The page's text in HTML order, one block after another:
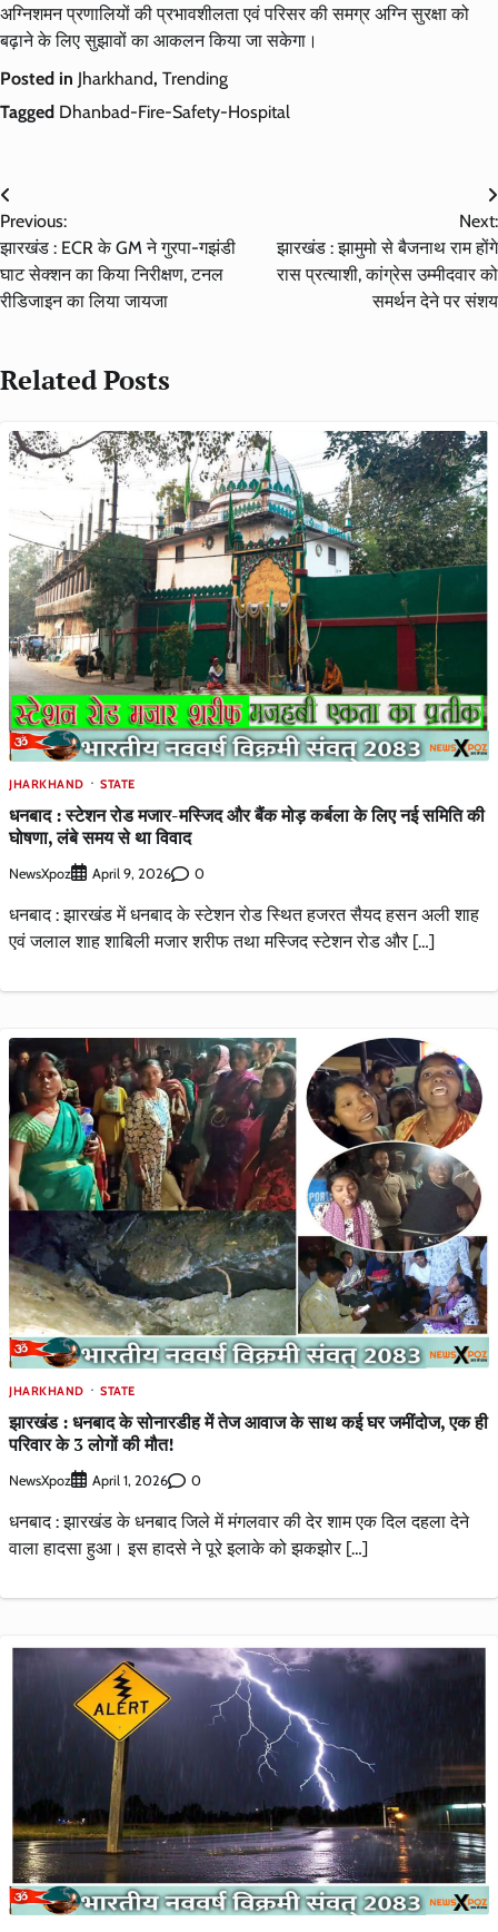
अग्निशमन प्रणालियों की प्रभावशीलता एवं परिसर की समग्र अग्नि सुरक्षा को
बढ़ाने के लिए सुझावों का आकलन किया जा सकेगा।
Posted in Jharkhand, Trending
Tagged Dhanbad-Fire-Safety-Hospital
Post
navigation
Previous:
झारखंड : ECR के GM ने गुरपा-गझंडी
घाट सेक्शन का किया निरीक्षण, टनल
रीडिजाइन का लिया जायजा
Next:
झारखंड : झामुमो से बैजनाथ राम होंगे
रास प्रत्याशी, कांग्रेस उम्मीदवार को
समर्थन देने पर संशय
Related Posts
JHARKHAND STATE
धनबाद : स्टेशन रोड मजार-मस्जिद और बैंक मोड़ कर्बला के लिए नई समिति की
घोषणा, लंबे समय से था विवाद
NewsXpoz April 9, 2026 0
धनबाद : झारखंड में धनबाद के स्टेशन रोड स्थित हजरत सैयद हसन अली शाह
एवं जलाल शाह शाबिली मजार शरीफ तथा मस्जिद स्टेशन रोड और […]
JHARKHAND STATE
झारखंड : धनबाद के सोनारडीह में तेज आवाज के साथ कई घर जमींदोज, एक ही
परिवार के 3 लोगों की मौत!
NewsXpoz April 1, 2026 0
धनबाद : झारखंड के धनबाद जिले में मंगलवार की देर शाम एक दिल दहला देने
वाला हादसा हुआ। इस हादसे ने पूरे इलाके को झकझोर […]